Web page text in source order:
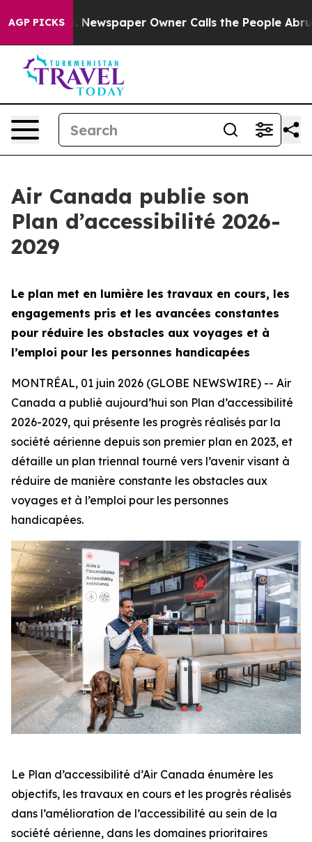
AGP PICKS
Newspaper Owner Calls the People Abruptly
Air Canada publie son
Plan d’accessibilité 2026-
2029
Le plan met en lumière les travaux en cours, les
engagements pris et les avancées constantes
pour réduire les obstacles aux voyages et à
l’emploi pour les personnes handicapées
MONTRÉAL, 01 juin 2026 (GLOBE NEWSWIRE) -- Air
Canada a publié aujourd’hui son Plan d’accessibilité
2026-2029, qui présente les progrès réalisés par la
société aérienne depuis son premier plan en 2023, et
détaille un plan triennal tourné vers l’avenir visant à
réduire de manière constante les obstacles aux
voyages et à l’emploi pour les personnes
handicapées.
Le Plan d’accessibilité d’Air Canada énumère les
objectifs, les travaux en cours et les progrès réalisés
dans l’amélioration de l’accessibilité au sein de la
société aérienne, dans les domaines prioritaires